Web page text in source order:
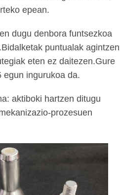
epean.
dugu denbora funtsezkoa
puntualak agintzen
eten ez daitezen.Gure
egun ingurukoa da.
aktiboki hartzen ditugu
prozesuen